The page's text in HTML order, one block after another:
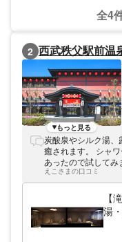
全4
2 西武秩父駅前温
もっと見る
炭酸泉やシルク湯
癒されます。 シャ
あったので試して
いたのが気になっ
えこさまの口コミ
【
湯